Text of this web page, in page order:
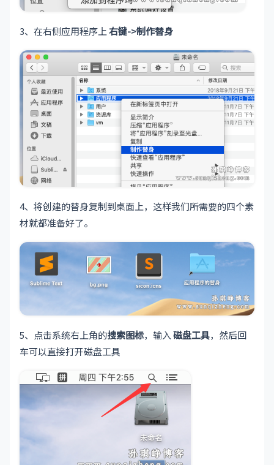
3、在右侧应用程序上右键->制作替身
4、将创建的替身复制到桌面上，这样我们所需要的四个素
材就都准备好了。
5、点击系统右上角的搜索图标，输入 磁盘工具，然后回
车可以直接打开磁盘工具